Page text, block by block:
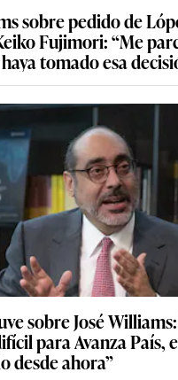
sobre pedido de
Fujimori: “Me
tomado esa
sobre José
para Avanza País,
desde ahora”